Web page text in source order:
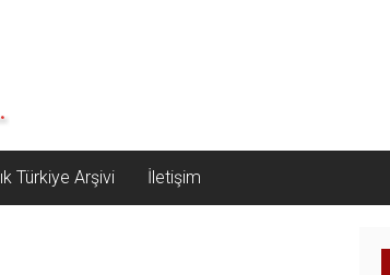
Türkiye Arşivi İletişim